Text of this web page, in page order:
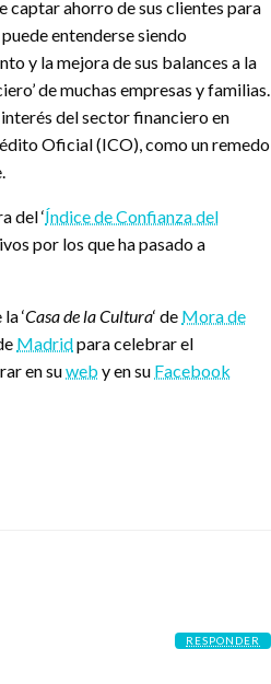
captar ahorro de sus clientes para
entenderse siendo
y la mejora de sus balances a la
de muchas empresas y familias.
interés del sector financiero en
Oficial (ICO), como un remedo
del ‘Índice de Confianza del
por los que ha pasado a
‘Casa de la Cultura‘ de Mora de
Madridpara celebrar el
en suweb y en su Facebook
RESPONDER